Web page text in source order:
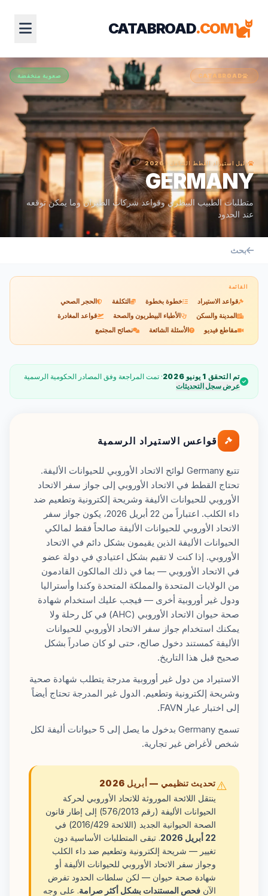
CATABROAD.COM
صعوبة منخفضة CATABROAD
دليل استيراد القطط الشامل · 2026
GERMANY
متطلبات الطبيب البيطري وقواعد شركات الطيران وما يمكن توقعه
عند الحدود
بحث
القائمة
قواعد الاستيراد خطوة بخطوة التكلفة
الحجر الصحي
المدينة والسكن
الأطباء البيطريون والصحة
قواعد المغادرة
مقاطع فيديو
الأسئلة الشائعة نصائح المجتمع
تم التحقق 1 يونيو 2026
· تمت المراجعة وفق المصادر الحكومية الرسمية
عرض سجل التحديثات
قواعس الاستيراد الرسمية
تتبع Germany لوائح الاتحاد الأوروبي للحيوانات الأليفة.
تحتاج القطط في الاتحاد الأوروبي إلى جواز سفر الاتحاد
الأوروبي للحيوانات الأليفة وشريحة إلكترونية وتطعيم ضد
داء الكلب. اعتباراً من 22 أبريل 2026، يكون جواز سفر
الاتحاد الأوروبي للحيوانات الأليفة صالحاً فقط لمالكي
الحيوانات الأليفة الذين يقيمون بشكل دائم في الاتحاد
الأوروبي. إذا كنت لا تقيم بشكل اعتيادي في دولة عضو
في الاتحاد الأوروبي — بما في ذلك المالكون القادمون
من الولايات المتحدة والمملكة المتحدة وكندا وأستراليا
ودول غير أوروبية أخرى — فيجب عليك استخدام شهادة
صحة حيوان الاتحاد الأوروبي (AHC) في كل رحلة ولا
يمكنك استخدام جواز سفر الاتحاد الأوروبي للحيوانات
الأليفة كمستند دخول صالح، حتى لو كان صادراً بشكل
صحيح قبل هذا التاريخ.
الاستيراد من دول غير أوروبية مدرجة يتطلب شهادة صحية
وشريحة إلكترونية وتطعيم. الدول غير المدرجة تحتاج أيضاً
إلى اختبار عيار FAVN.
تسمح Germany بدخول ما يصل إلى 5 حيوانات أليفة لكل
شخص لأغراض غير تجارية.
⚠️تحديث تنظيمي — أبريل 2026
ينتقل اللائحة الموروثة للاتحاد الأوروبي لحركة
الحيوانات الأليفة (رقم 576/2013) إلى إطار قانون
الصحة الحيوانية الجديد (اللائحة 2016/429) في
22 أبريل 2026
. تبقى المتطلبات الأساسية دون
تغيير — شريحة إلكترونية وتطعيم ضد داء الكلب
وجواز سفر الاتحاد الأوروبي للحيوانات الأليفة أو
شهادة صحة حيوان — لكن سلطات الحدود تفرض
الآن فحص المستندات بشكل أكثر صرامة. على وجه